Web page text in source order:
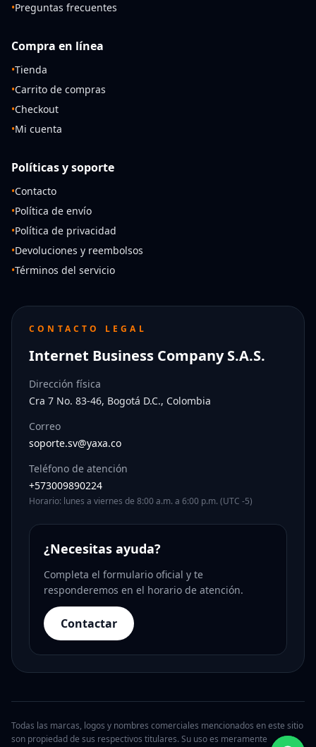
•Preguntas frecuentes
Compra en línea
•Tienda
•Carrito de compras
•Checkout
•Mi cuenta
Políticas y soporte
•Contacto
•Política de envío
•Política de privacidad
•Devoluciones y reembolsos
•Términos del servicio
CONTACTO LEGAL
Internet Business Company S.A.S.
Dirección física
Cra 7 No. 83-46, Bogotá D.C., Colombia
Correo
soporte.sv@yaxa.co
Teléfono de atención
+573009890224
Horario: lunes a viernes de 8:00 a.m. a 6:00 p.m. (UTC -5)
¿Necesitas ayuda?
Completa el formulario oficial y te
responderemos en el horario de atención.
Contactar
Todas las marcas, logos y nombres comerciales mencionados en este sitio
son propiedad de sus respectivos titulares. Su uso es meramente